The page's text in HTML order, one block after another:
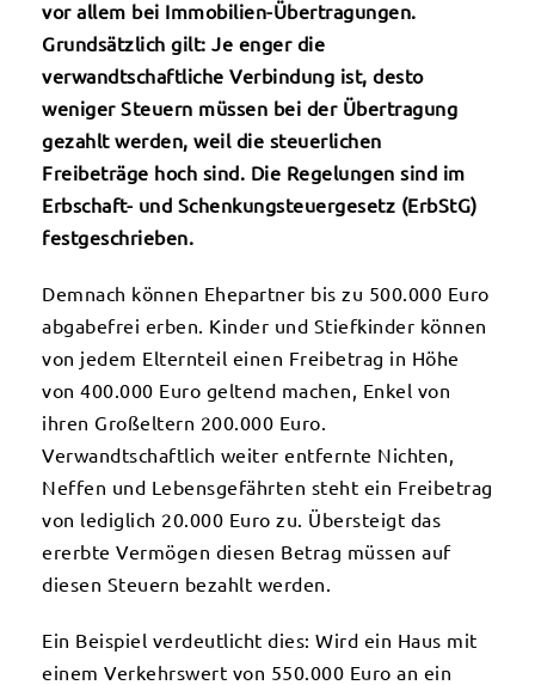
vor allem bei Immobilien-Übertragungen.
Grundsätzlich gilt: Je enger die
verwandtschaftliche Verbindung ist, desto
weniger Steuern müssen bei der Übertragung
gezahlt werden, weil die steuerlichen
Freibeträge hoch sind. Die Regelungen sind im
Erbschaft- und Schenkungsteuergesetz (ErbStG)
festgeschrieben.
Demnach können Ehepartner bis zu 500.000 Euro
abgabefrei erben. Kinder und Stiefkinder können
von jedem Elternteil einen Freibetrag in Höhe
von 400.000 Euro geltend machen, Enkel von
ihren Großeltern 200.000 Euro.
Verwandtschaftlich weiter entfernte Nichten,
Neffen und Lebensgefährten steht ein Freibetrag
von lediglich 20.000 Euro zu. Übersteigt das
ererbte Vermögen diesen Betrag müssen auf
diesen Steuern bezahlt werden.
Ein Beispiel verdeutlicht dies: Wird ein Haus mit
einem Verkehrswert von 550.000 Euro an ein